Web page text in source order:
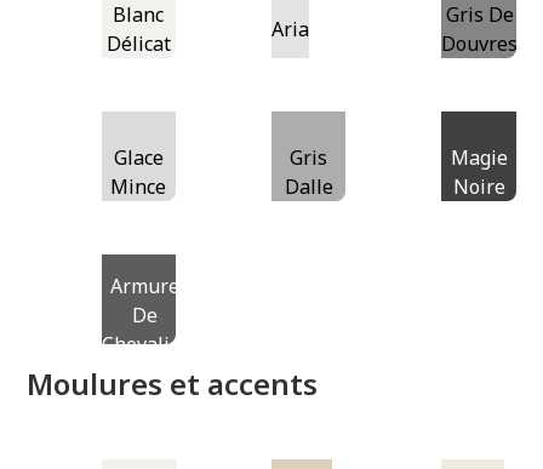
Blanc
Délicat
Aria
Gris De
Douvres
Glace
Mince
Gris
Dalle
Magie
Noire
Armure
De
Chevalier
Moulures et accents